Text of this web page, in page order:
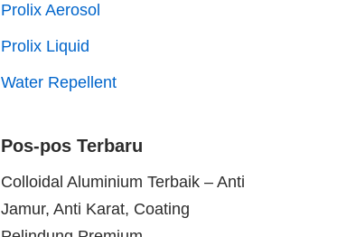
Prolix Aerosol
Prolix Liquid
Water Repellent
Pos-pos Terbaru
Colloidal Aluminium Terbaik – Anti
Jamur, Anti Karat, Coating